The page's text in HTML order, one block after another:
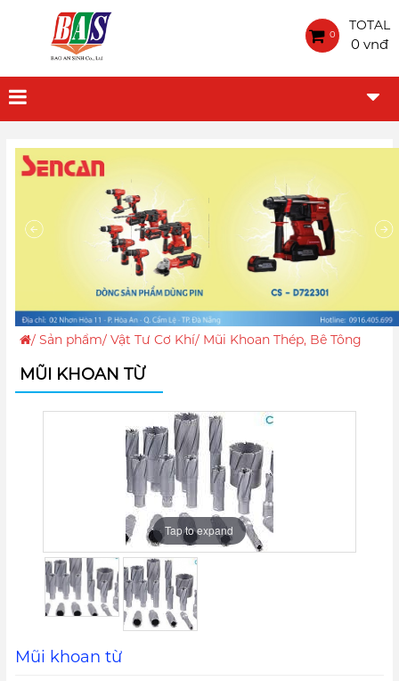
0
TOTAL
0 vnđ
/ Sản phẩm/ Vật Tư Cơ Khí/ Mũi Khoan Thép, Bê Tông
MŨI KHOAN TỪ
Tap to expand
Tap to expand
Mũi khoan từ